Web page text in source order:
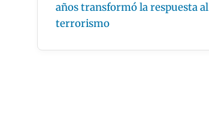
años transformó la respuesta al
terrorismo